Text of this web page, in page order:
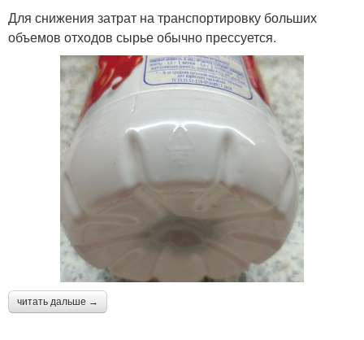
Для снижения затрат на транспортировку больших
объемов отходов сырье обычно прессуется.
читать дальше →